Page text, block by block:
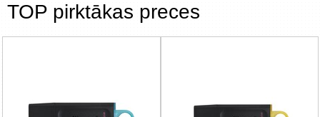
TOP pirktākas preces